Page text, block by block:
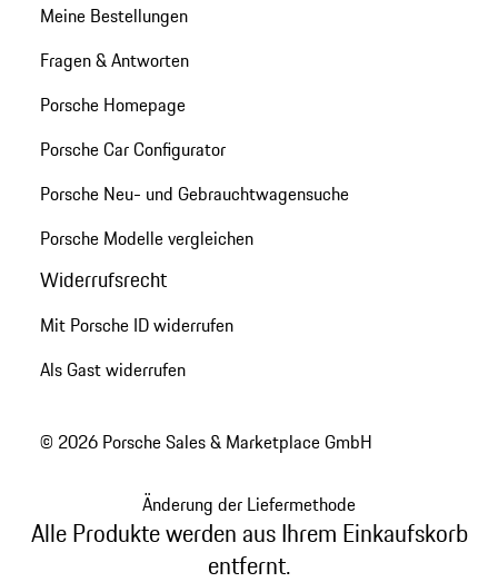
Meine Bestellungen
Fragen & Antworten
Porsche Homepage
Porsche Car Configurator
Porsche Neu- und Gebrauchtwagensuche
Porsche Modelle vergleichen
Widerrufsrecht
Mit Porsche ID widerrufen
Als Gast widerrufen
© 2026 Porsche Sales & Marketplace GmbH
Änderung der Liefermethode
Alle Produkte werden aus Ihrem Einkaufskorb
entfernt.